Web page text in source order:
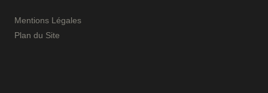
Mentions Légales
Plan du Site